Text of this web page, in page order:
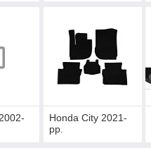
Honda City 2021-
рр.